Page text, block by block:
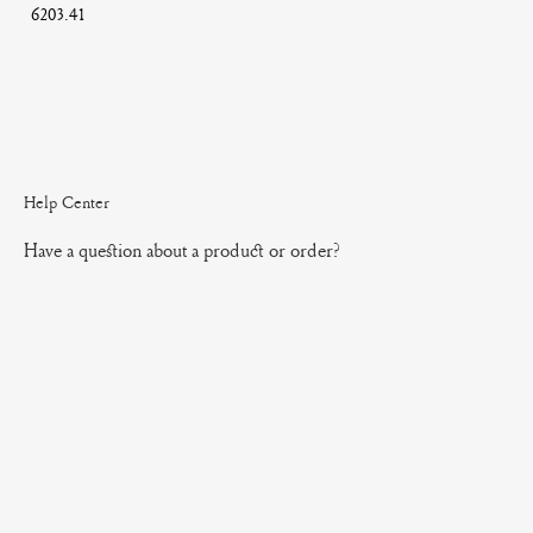
6203.41
Help Center
Have a question about a product or order?